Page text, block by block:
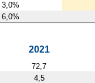
3,0%
6,0%
2021
72,7
4,5